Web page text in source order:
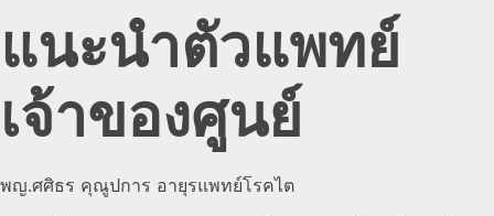
แนะนำตัวแพทย์
เจ้าของศูนย์
พญ.ศศิธร คุณูปการ อายุรแพทย์โรคไต